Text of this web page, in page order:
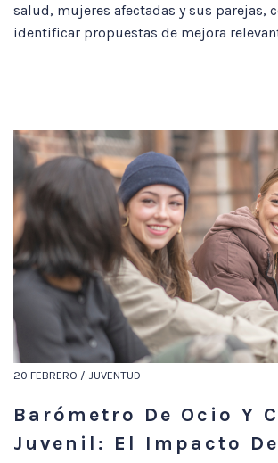
salud, mujeres afectadas y sus parejas,
identificar propuestas de mejora
20 FEBRERO / JUVENTUD
Barómetro De Ocio Y
Juvenil: El Impacto De